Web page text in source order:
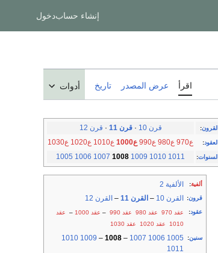
إنشاء حسابدخول
اقرأ عرض المصدر تاريخ أدوات
القرون: قرن 10 ·قرن 11 · قرن 12
العقود: ع970 ع980 ع990 ع1000 ع1010 ع1020 ع1030
السنوات:
1005 1006 1007 1008 1009 1010 1011
ألفية: الألفية 2
قرون: القرن 10 – القرن 11 – القرن 12
عقود: عقد 970 عقد 980 عقد 990 – عقد 1000 – عقد
1010
عقد 1020 عقد 1030
سنين:
1005
1006
1007
–
1008
–
1009
1010
1011